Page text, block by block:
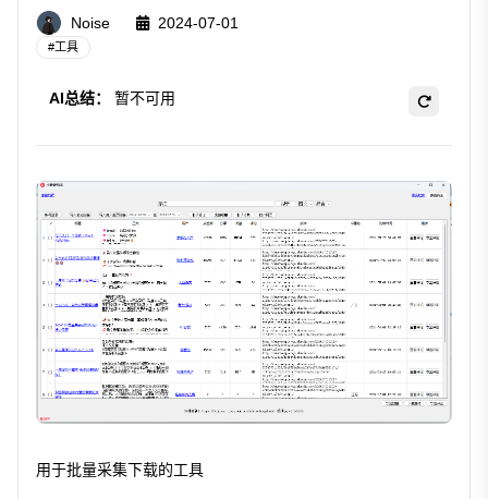
Noise 2024-07-01
# 工具
AI总结： 暂不可用
用于批量采集下载的工具